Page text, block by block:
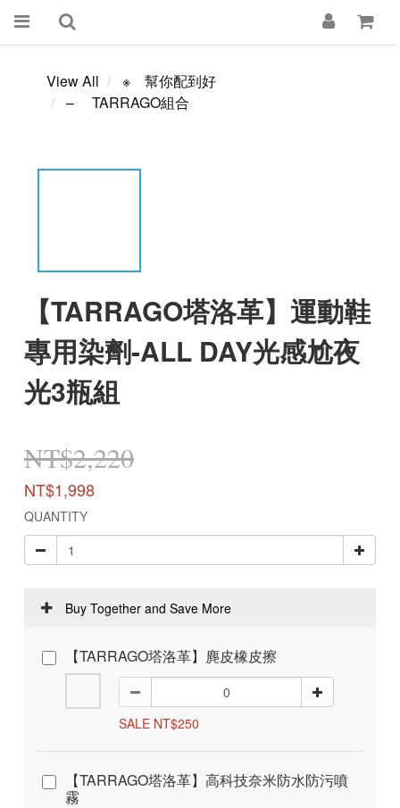
View All
※ 幫你配到好
– TARRAGO組合
【TARRAGO塔洛革】運動鞋
專用染劑-ALL DAY光感尬夜
光3瓶組
NT$2,220
NT$1,998
QUANTITY
Buy Together and Save More
【TARRAGO塔洛革】麂皮橡皮擦
SALE NT$250
【TARRAGO塔洛革】高科技奈米防水防污噴
霧